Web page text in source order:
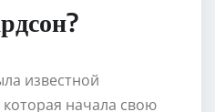
известной
начала свою